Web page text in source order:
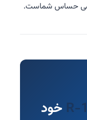
حساس شماست.
خود